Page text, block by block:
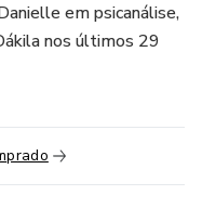
em psicanálise,
nos últimos 29